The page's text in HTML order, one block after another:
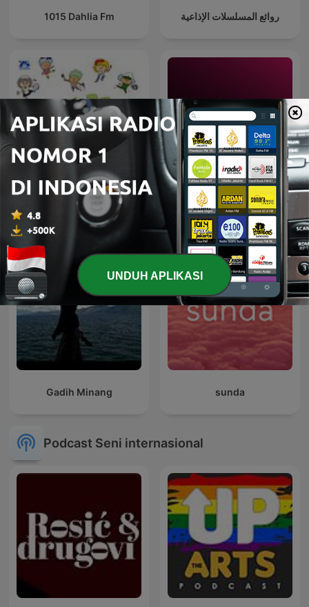
1015 Dahlia Fm روائع المسلسلات الإذاعية
ジェーン・スー 生活は踊
る
Malaysia Podcast
Gadih Minang sunda
Podcast Seni internasional
UNDUH APLIKASI